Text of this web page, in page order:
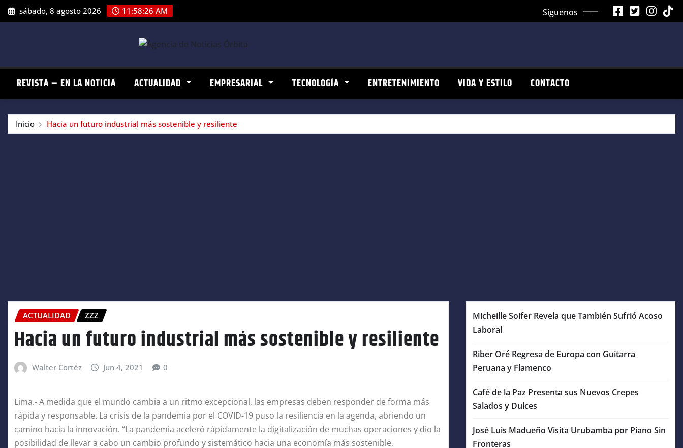
Saltar
al
sábado, 8 agosto 2026 11:58:27 AM Síguenos
REVISTA – EN LA NOTICIA ACTUALIDAD EMPRESARIAL TECNOLOGÍA ENTRETENIMIENTO VIDA Y ESTILO CONTACTO
Inicio Hacia un futuro industrial más sostenible y resiliente
ACTUALIDAD ZZZ
Hacia un futuro industrial más sostenible y resiliente
Walter Cortéz Jun 4, 2021 0
Lima.- A medida que el mundo cambia a un ritmo excepcional, las empresas deben responder de forma más
rápida y responsable. La crisis de la pandemia por el COVID-19 puso la resiliencia en la agenda, abriendo un
camino hacia la innovación. “La pandemia aceleró rápidamente la digitalización de muchas operaciones y dio la
posibilidad de llevar a cabo un cambio profundo y sistemático hacia una economía más sostenible,
Micheille Soifer Revela que También Sufrió Acoso
Laboral
Riber Oré Regresa de Europa con Guitarra
Peruana y Flamenco
Café de la Paz Presenta sus Nuevos Crepes
Salados y Dulces
José Luis Madueño Visita Urubamba por Piano Sin
Fronteras